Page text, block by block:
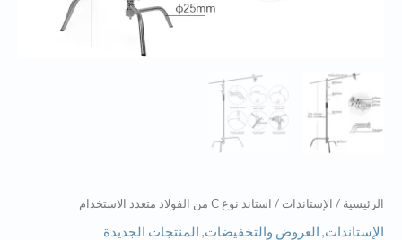
الرئيسية / الإستاندات / استاند نوع C من الفولاذ متعدد الاستخدام
الإستاندات, العروض والتخفيضات, المنتجات الجديدة